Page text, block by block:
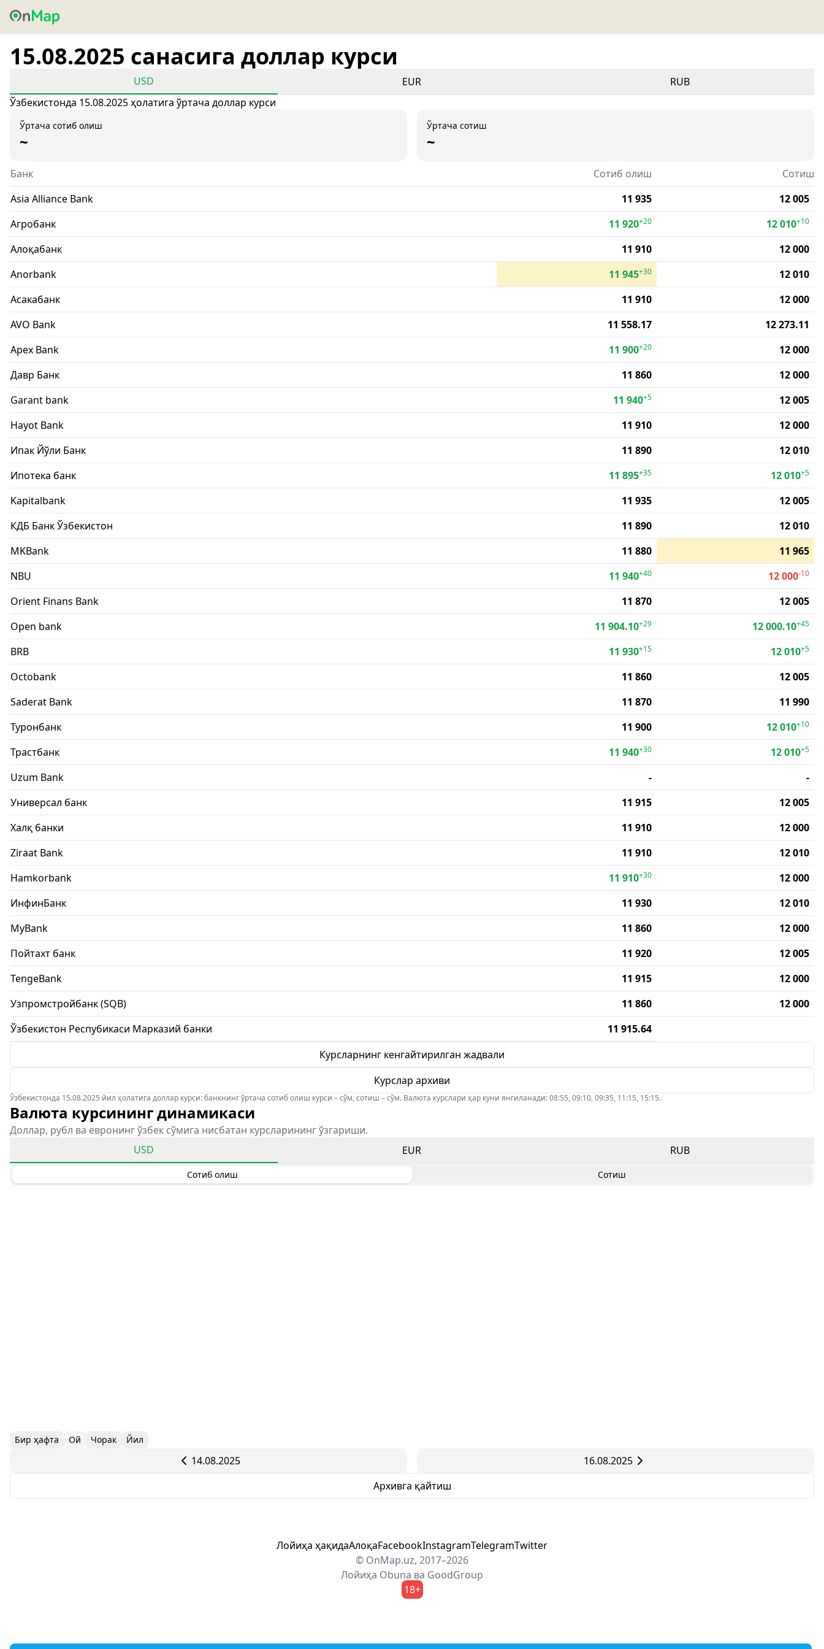
15.08.2025 санасига доллар курси
USD EUR
RUB
Ўзбекистонда 15.08.2025 ҳолатига ўртача доллар курси
Ўртача сотиб олиш
~
Ўртача сотиш
~
Банк Сотиб олиш
Сотиш
Asia Alliance Bank
11 935
12 005
Агробанк
11 920+20 12 010+10
Алоқабанк 11 910
12 000
Anorbank
11 945+30
12 010
Асакабанк
11 910
12 000
AVO Bank
11 558.17
12 273.11
Apex Bank
11 900+20
12 000
Давр Банк
11 860
12 000
Garant bank
11 940+5
12 005
Hayot Bank
11 910
12 000
Ипак Йўли Банк
11 890
12 010
Ипотека банк
11 895+35 12 010+5
Kapitalbank 11 935
12 005
КДБ Банк Ўзбекистон
11 890
12 010
MKBank
11 880
11 965
NBU
11 940+40 12 000-10
Orient Finans Bank 11 870
12 005
Open bank
11 904.10+29 12 000.10+45
BRB 11 930+15 12 010+5
Octobank 11 860
12 005
Saderat Bank
11 870
11 990
Туронбанк
11 900 12 010+10
Трастбанк 11 940+30 12 010+5
Uzum Bank -
-
Универсал банк
11 915
12 005
Халқ банки
11 910
12 000
Ziraat Bank
11 910
12 010
Hamkorbank
11 910+30
12 000
ИнфинБанк
11 930
12 010
MyBank
11 860
12 000
Пойтахт банк
11 920
12 005
TengeBank
11 915
12 000
Узпромстройбанк (SQB)
11 860
12 000
Ўзбекистон Респубикаси Марказий банки
11 915.64
Курсларнинг кенгайтирилган жадвали
Курслар архиви
Ўзбекистонда 15.08.2025 йил ҳолатига доллар курси: банкнинг ўртача сотиб олиш курси – сўм, сотиш – сўм. Валюта курслари ҳар куни янгиланади: 08:55, 09:10, 09:35, 11:15, 15:15.
Валюта курсининг динамикаси
Доллар, рубл ва евронинг ўзбек сўмига нисбатан курсларининг ўзгариши.
USD
EUR RUB
Сотиб олиш Сотиш
Бир ҳафта Ой Чорак Йил
14.08.2025
16.08.2025
Архивга қайтиш
Лойиҳа ҳақидаАлоқаFacebookInstagramTelegramTwitter
© OnMap.uz, 2017–2026
Лойиҳа Obuna ва GoodGroup
18+